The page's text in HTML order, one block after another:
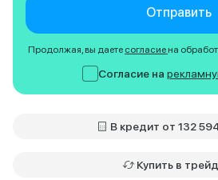
Отправить
Продолжая, вы даете согласие на
Согласие на
В кредит от
Купить в